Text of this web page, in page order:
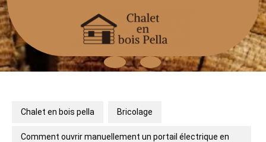
Skip
to
content
Open
Chalet en bois pella Bricolage
Comment ouvrir manuellement un portail électrique en